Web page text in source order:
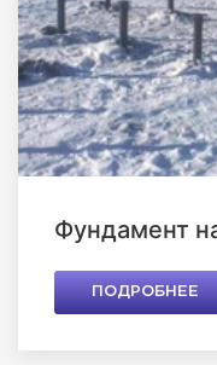
Фундамент
ПОДРОБНЕЕ